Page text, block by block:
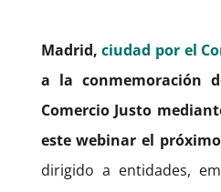
Madrid,ciudad por el
a la conmemoración
Comercio Justo
este webinar el
dirigido a entidades,